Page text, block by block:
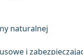
naturalnej
i